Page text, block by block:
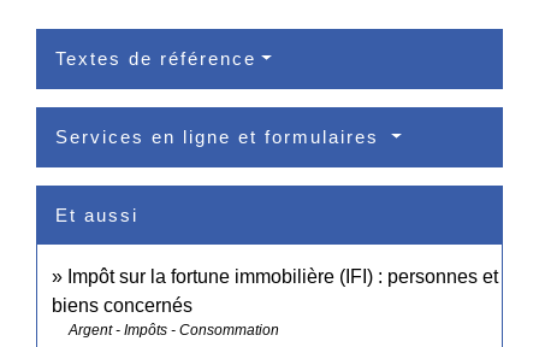
Textes de référence
Services en ligne et formulaires
Et aussi
Impôt sur la fortune immobilière (IFI) : personnes et
biens concernés
Argent - Impôts - Consommation